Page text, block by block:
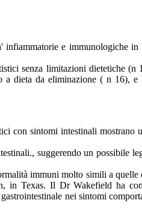
e immunologiche in
senza limitazioni dietetiche (n
a dieta da eliminazione ( n 16), e
con sintomi intestinali mostrano
suggerendo un possibile
immuni molto simili a quelle
in Texas. Il Dr Wakefield ha
nei sintomi